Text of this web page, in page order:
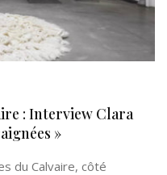
: Interview Clara
»
du Calvaire, côté